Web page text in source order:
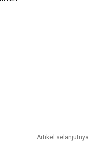
Artikel selanjutnya